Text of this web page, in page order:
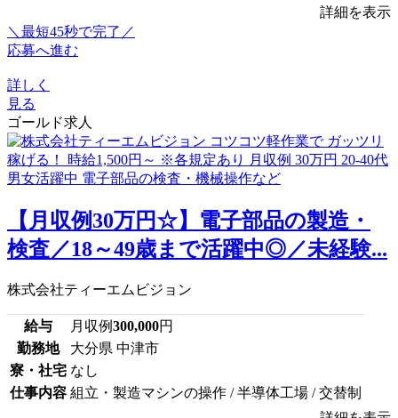
詳細を表示
＼最短45秒で完了／
応募へ進む
詳しく
見る
ゴールド求人
【月収例30万円☆】電子部品の製造・
検査／18～49歳まで活躍中◎／未経験...
株式会社ティーエムビジョン
給与 月収例300,000円
勤務地
大分県 中津市
寮・社宅 なし
仕事内容 組立・製造マシンの操作 / 半導体工場 / 交替制